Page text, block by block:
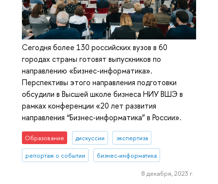
Сегодня более 130 российских вузов в 60
городах страны готовят выпускников по
направлению «Бизнес-информатика».
Перспективы этого направления подготовки
обсудили в Высшей школе бизнеса НИУ ВШЭ в
рамках конференции «20 лет развития
направления “Бизнес-информатика” в России».
Образование дискуссии экспертиза
репортаж о событии бизнес-информатика
8 декабря, 2023 г.